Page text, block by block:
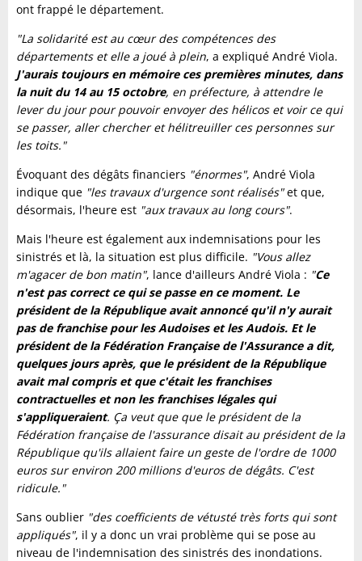
ont frappé le département.
"La solidarité est au cœur des compétences des
départements et elle a joué à plein, a expliqué André Viola.
J'aurais toujours en mémoire ces premières minutes, dans
la nuit du 14 au 15 octobre, en préfecture, à attendre le
lever du jour pour pouvoir envoyer des hélicos et voir ce qui
se passer, aller chercher et hélitreuiller ces personnes sur
les toits."
Évoquant des dégâts financiers "énormes", André Viola
indique que "les travaux d'urgence sont réalisés"et que,
désormais, l'heure est "aux travaux au long cours".
Mais l'heure est également aux indemnisations pour les
sinistrés et là, la situation est plus difficile. "Vous allez
m'agacer de bon matin", lance d'ailleurs André Viola : "Ce
n'est pas correct ce qui se passe en ce moment. Le
président de la République avait annoncé qu'il n'y aurait
pas de franchise pour les Audoises et les Audois. Et le
président de la Fédération Française de l'Assurance a dit,
quelques jours après, que le président de la République
avait mal compris et que c'était les franchises
contractuelles et non les franchises légales qui
s'appliqueraient. Ça veut que que le président de la
Fédération française de l'assurance disait au président de la
République qu'ils allaient faire un geste de l'ordre de 1000
euros sur environ 200 millions d'euros de dégâts. C'est
ridicule."
Sans oublier "des coefficients de vétusté très forts qui sont
appliqués", il y a donc un vrai problème qui se pose au
niveau de l'indemnisation des sinistrés des inondations.